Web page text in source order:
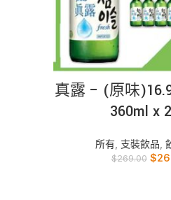
真露 – (原味
360ml x
所有, 支裝飲品
$269.00 $